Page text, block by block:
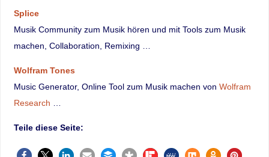
Splice
Musik Community zum Musik hören und mit Tools zum Musik
machen, Collaboration, Remixing …
Wolfram Tones
Music Generator, Online Tool zum Musik machen von Wolfram
Research
Teile diese Seite: